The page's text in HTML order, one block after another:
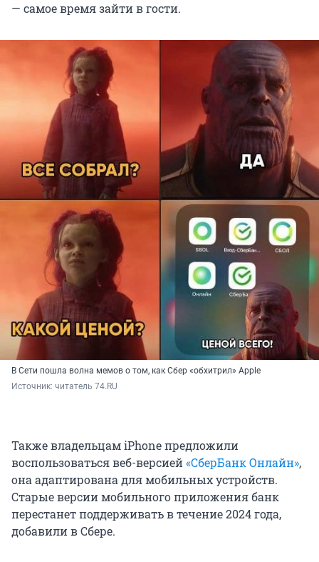
— самое время зайти в гости.
В Сети пошла волна мемов о том, как Сбер «обхитрил» Apple
Источник: читатель 74.RU
Также владельцам iPhone предложили
воспользоваться веб-версией«СберБанк Онлайн»,
она адаптирована для мобильных устройств.
Старые версии мобильного приложения банк
перестанет поддерживать в течение 2024 года,
добавили в Сбере.